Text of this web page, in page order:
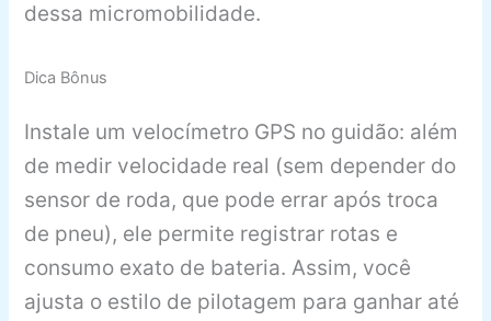
dessa micromobilidade.
Dica Bônus
Instale um velocímetro GPS no guidão: além
de medir velocidade real (sem depender do
sensor de roda, que pode errar após troca
de pneu), ele permite registrar rotas e
consumo exato de bateria. Assim, você
ajusta o estilo de pilotagem para ganhar até